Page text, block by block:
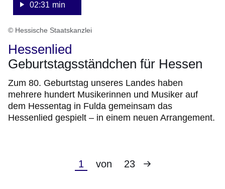
02:31 min
© Hessische Staatskanzlei
Hessenlied
Geburtstagsständchen für Hessen
Zum 80. Geburtstag unseres Landes haben
mehrere hundert Musikerinnen und Musiker auf
dem Hessentag in Fulda gemeinsam das
Hessenlied gespielt – in einem neuen Arrangement.
Aktuelle
1 von 23
Nächste